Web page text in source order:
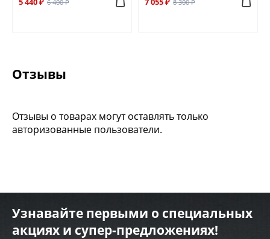
при носке: 86 см
6 400 ₽ 8 300 ₽
Отзывы
Отзывы о товарах могут оставлять только
авторизованные пользователи.
Узнавайте первыми о специальных
акциях и супер-предложениях!